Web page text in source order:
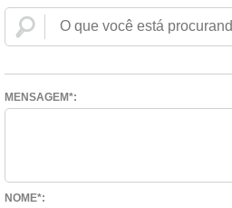
MENSAGEM*:
NOME*: